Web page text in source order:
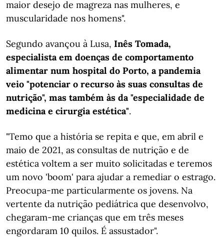
maior desejo de magreza nas mulheres, e
muscularidade nos homens".
Segundo avançou à Lusa, Inês Tomada,
especialista em doenças de comportamento
alimentar num hospital do Porto, a pandemia
veio "potenciar o recurso às suas consultas de
nutrição", mas também às da "especialidade de
medicina e cirurgia estética".
"Temo que a história se repita e que, em abril e
maio de 2021, as consultas de nutrição e de
estética voltem a ser muito solicitadas e teremos
um novo 'boom' para ajudar a remediar o estrago.
Preocupa-me particularmente os jovens. Na
vertente da nutrição pediátrica que desenvolvo,
chegaram-me crianças que em três meses
engordaram 10 quilos. É assustador".